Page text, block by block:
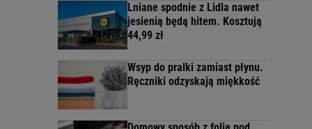
Lniane spodnie z Lidla nawet
jesienią będą hitem. Kosztują
44,99 zł
Wsyp do pralki zamiast płynu.
Ręczniki odzyskają miękkość